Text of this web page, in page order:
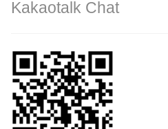
Kakaotalk Chat